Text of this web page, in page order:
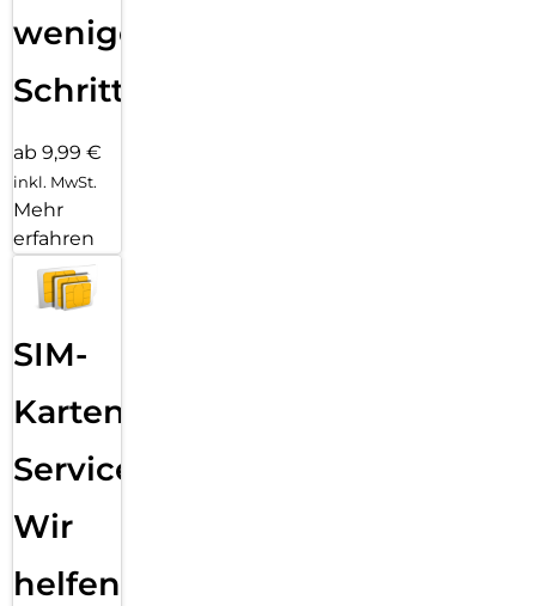
wenigen
Schritten
ab 9,99 €
inkl. MwSt.
Mehr
erfahren
SIM-
Karten
Service:
Wir
helfen